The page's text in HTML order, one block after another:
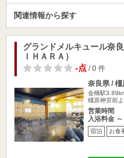
関連情報から探す
グランドメルキュール奈
ＩＨＡＲＡ）
-点/ 0 件
奈良県 /
金橋駅
橿原神宮前
営業時間
入浴料金 ～
宿泊 お食